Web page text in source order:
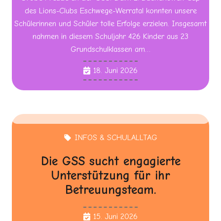
des Lions-Clubs Eschwege-Werratal konnten unsere
Schülerinnen und Schüler tolle Erfolge erzielen. Insgesamt
nahmen in diesem Schuljahr 426 Kinder aus 23
Grundschulklassen am…
18. Juni 2026
local_offer INFOS & SCHULALLTAG
Die GSS sucht engagierte
Unterstützung für ihr
Betreuungsteam.
15. Juni 2026